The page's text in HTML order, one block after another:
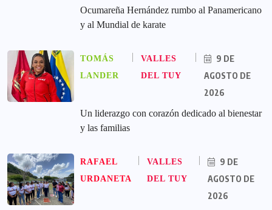
Ocumareña Hernández rumbo al Panamericano
y al Mundial de karate
TOMÁS
LANDER
VALLES
DEL TUY
9 DE
AGOSTO DE
2026
Un liderazgo con corazón dedicado al bienestar
y las familias
RAFAEL
URDANETA
VALLES
DEL TUY
9 DE
AGOSTO DE
2026